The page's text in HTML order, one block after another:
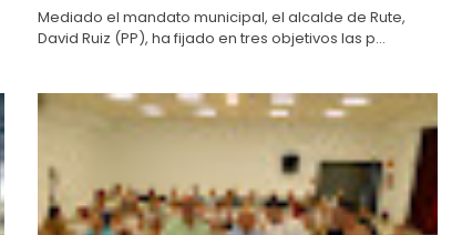
Mediado el mandato municipal, el alcalde de Rute,
David Ruiz (PP), ha fijado en tres objetivos las p...